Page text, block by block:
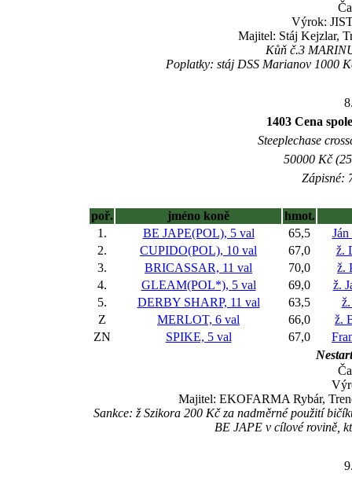
Výrok:
Majitel: Stáj Kejzlar,
Kůň č.3
Poplatky: stáj DSS Marianov 1000
1403 Cena
Steeplechase
50000 Kč
Zápisné:
poř. jméno koně
hmot.
1.
BE JAPE(POL), 5 val 65,5
2.
CUPIDO(POL), 10 val 67,0
ž.
3.
BRICASSAR, 11 val 70,0
ž.
4.
GLEAM(POL*), 5 val 69,0
ž.
5.
DERBY SHARP, 11 val 63,5
Z
MERLOT, 6 val 66,0
ž.
ZN
SPIKE, 5 val 67,0
Majitel: EKOFARMA Rybár,
Sankce: ž Szikora 200 Kč za nadměrné použití
BE JAPE v cílové rovině,